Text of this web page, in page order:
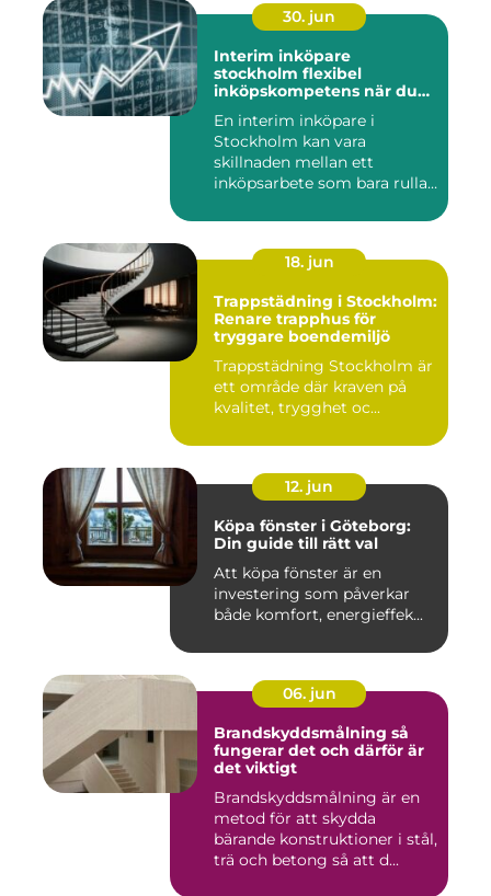
30. jun
Interim inköpare
stockholm flexibel
inköpskompetens när du
En interim inköpare i
Stockholm kan vara
skillnaden mellan ett
inköpsarbete som bara rullar
18. jun
Trappstädning i Stockholm:
Renare trapphus för
tryggare boendemiljö
Trappstädning Stockholm är
ett område där kraven på
kvalitet, trygghet oc...
12. jun
Köpa fönster i Göteborg:
Din guide till rätt val
Att köpa fönster är en
investering som påverkar
både komfort, energieffek...
06. jun
Brandskyddsmålning så
fungerar det och därför är
det viktigt
Brandskyddsmålning är en
metod för att skydda
bärande konstruktioner i stål,
trä och betong så att d...